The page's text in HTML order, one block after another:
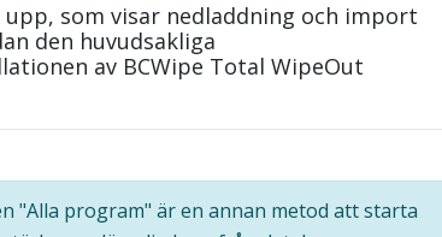
som visar nedladdning och import
den huvudsakliga
av BCWipe Total WipeOut
"Alla program" är en annan metod att starta